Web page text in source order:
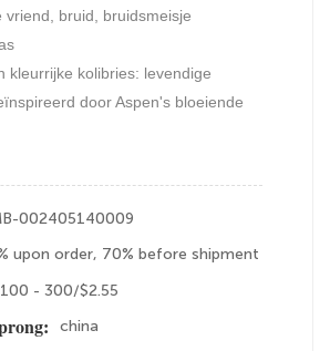
vriend, bruid, bruidsmeisje
kleurrijke kolibries: levendige
door Aspen's bloeiende
002405140009
upon order, 70% before shipment
100 - 300/$2.55
china